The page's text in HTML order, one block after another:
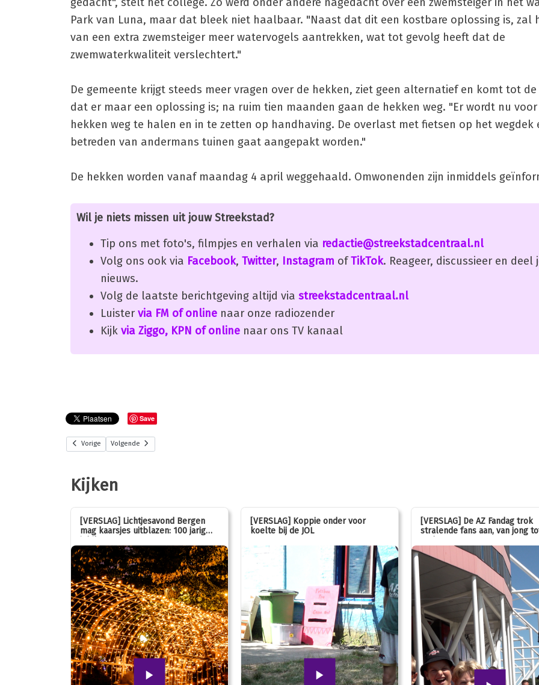
Park van Luna, maar dat bleek niet haalbaar. "Naast dat dit een kostbare oplossing is, zal
van een extra zwemsteiger meer watervogels aantrekken, wat tot gevolg heeft dat de
zwemwaterkwaliteit verslechtert."
De gemeente krijgt steeds meer vragen over de hekken, ziet geen alternatief en komt tot
dat er maar een oplossing is; na ruim tien maanden gaan de hekken weg. "Er wordt nu voor
hekken weg te halen en in te zetten op handhaving. De overlast met fietsen op het wegdek
betreden van andermans tuinen gaat aangepakt worden."
De hekken worden vanaf maandag 4 april weggehaald. Omwonenden zijn inmiddels
Wil je niets missen uit jouw Streekstad?
Tip ons met foto's, filmpjes en verhalen via redactie@streekstadcentraal.nl
Volg ons ook via Facebook, Twitter, Instagram ofTikTok. Reageer, discussieer en deel
nieuws.
Volg de laatste berichtgeving altijd via streekstadcentraal.nl
Luister via FM of online naar onze radiozender
Kijk via Ziggo, KPN of online naar ons TV kanaal
Save
Vorige Volgende
Kijken
[VERSLAG] Lichtjesavond Bergen
mag kaarsjes uitblazen: 100 jarig
[VERSLAG] Koppie onder voor
koelte bij de JOL
[VERSLAG] De AZ Fandag trok
stralende fans aan, van jong